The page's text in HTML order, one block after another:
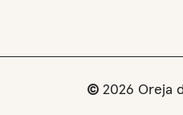
© 2026 Oreja